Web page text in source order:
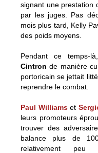
signant une prestation
par les juges. Pas
mois plus tard, Kelly
des poids moyens.
Pendant ce temps-
Cintron de manière
portoricain se jettait
reprendre le combat.
Paul Williamset
leurs promoteurs
trouver des
balance plus de
relativement